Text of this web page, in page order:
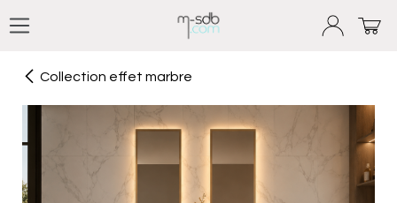
Collection effet marbre